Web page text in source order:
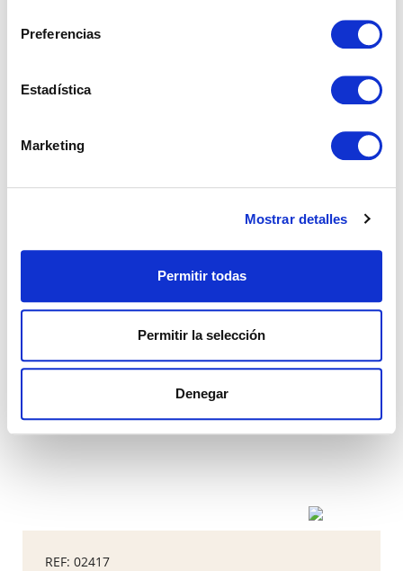
Preferencias
Estadística
Marketing
Mostrar detalles
Permitir todas
Permitir la selección
Denegar
ver más
REF: 02417